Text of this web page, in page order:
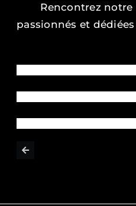
Rencontrez notre
passionnés et